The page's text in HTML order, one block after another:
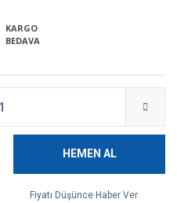
KARGO
BEDAVA
HEMEN AL
Fiyatı Düşünce Haber Ver